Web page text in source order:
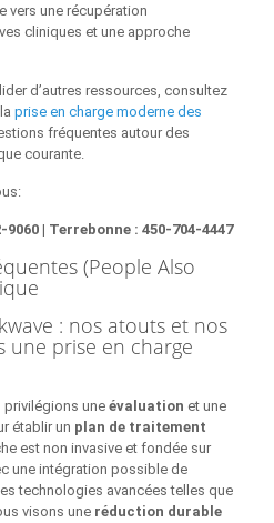
vers une récupération
cliniques et une approche
d’autres ressources, consultez
prise en charge moderne des
fréquentes autour des
courante.
| Terrebonne : 450‑704‑4447
(People Also
: nos atouts et nos
une prise en charge
privilégions une évaluation et une
établir un plan de traitement
est non invasive et fondée sur
une intégration possible de
technologies avancées telles que
visons une réduction durable